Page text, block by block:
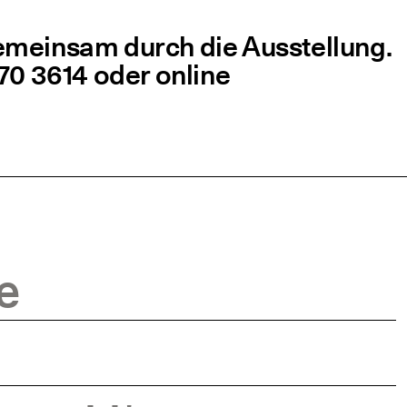
durch die Aus­stel­lung.
3614 oder online